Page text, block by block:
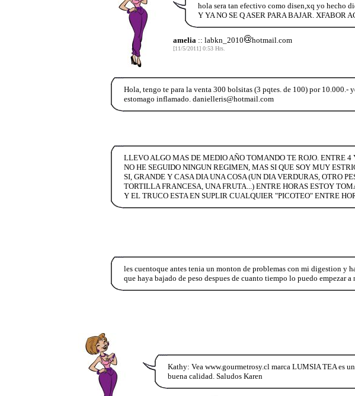
hola sera tan efectivo como disen,xq yo hecho
Y YA NO SE Q ASER PARA BAJAR. XFABOR
amelia :: labkn_2010 hotmail.com
[11/5/2011] 0:53 Hrs.
Hola, tengo te para la venta 300 bolsitas (3 pqtes. de 100) por 10.000.-
estomago inflamado. danielleris@hotmail.com
LLEVO ALGO MAS DE MEDIO AÑO TOMANDO TE ROJO. ENTRE
NO HE SEGUIDO NINGUN REGIMEN, MAS SI QUE SOY MUY
SI, GRANDE Y CASA DIA UNA COSA (UN DIA VERDURAS, OTRO
TORTILLA FRANCESA, UNA FRUTA...) ENTRE HORAS ESTOY
Y EL TRUCO ESTA EN SUPLIR CUALQUIER "PICOTEO" ENTRE
les cuentoque antes tenia un monton de problemas con mi digestion y
que haya bajado de peso despues de cuanto tiempo lo puedo empezar a
Kathy: Vea www.gourmetrosy.cl marca LUMSIA TEA es
buena calidad. Saludos Karen